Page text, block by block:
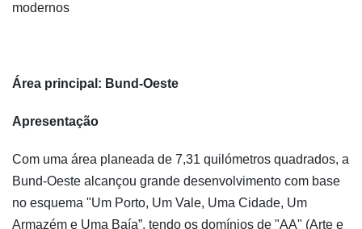
modernos
Área principal: Bund-Oeste
Apresentação
Com uma área planeada de 7,31 quilómetros quadrados, a
Bund-Oeste alcançou grande desenvolvimento com base
no esquema "Um Porto, Um Vale, Uma Cidade, Um
Armazém e Uma Baía”, tendo os domínios de "AA" (Arte e